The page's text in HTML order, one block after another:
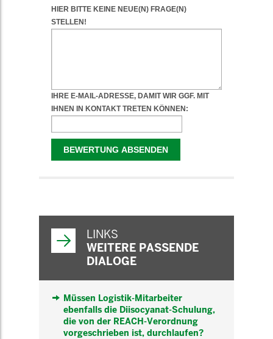
LINKS
WEITERE PASSENDE
DIALOGE
Müssen Logistik-Mitarbeiter
ebenfalls die Diisocyanat-Schulung,
die von der REACH-Verordnung
vorgeschrieben ist, durchlaufen?